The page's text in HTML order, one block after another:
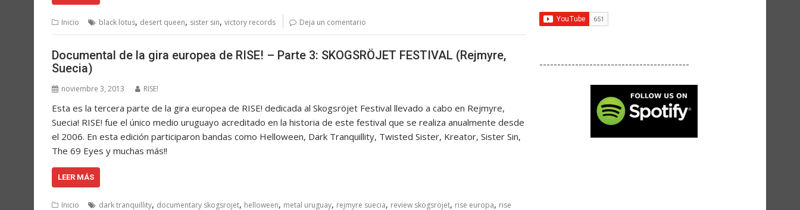
Inicio black lotus, desert queen, sister sin, victory records Deja un comentario
Documental de la gira europea de RISE! – Parte 3: SKOGSRÖJET FESTIVAL (Rejmyre,
Suecia)
noviembre 3, 2013 RISE!
Esta es la tercera parte de la gira europea de RISE! dedicada al Skogsröjet Festival llevado a cabo en Rejmyre,
Suecia! RISE! fue el único medio uruguayo acreditado en la historia de este festival que se realiza anualmente desde
el 2006. En esta edición participaron bandas como Helloween, Dark Tranquillity, Twisted Sister, Kreator, Sister Sin,
The 69 Eyes y muchas más!!
LEER MÁS
Inicio dark tranquillity, documentary skogsrojet, helloween, metal uruguay, rejmyre suecia, review skogsrojet, rise europa, rise
------------------------------------------